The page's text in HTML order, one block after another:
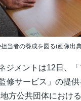
当者の養成を図る(画像出
ジメントは12日、
修サービス」の提
方公共団体におけ